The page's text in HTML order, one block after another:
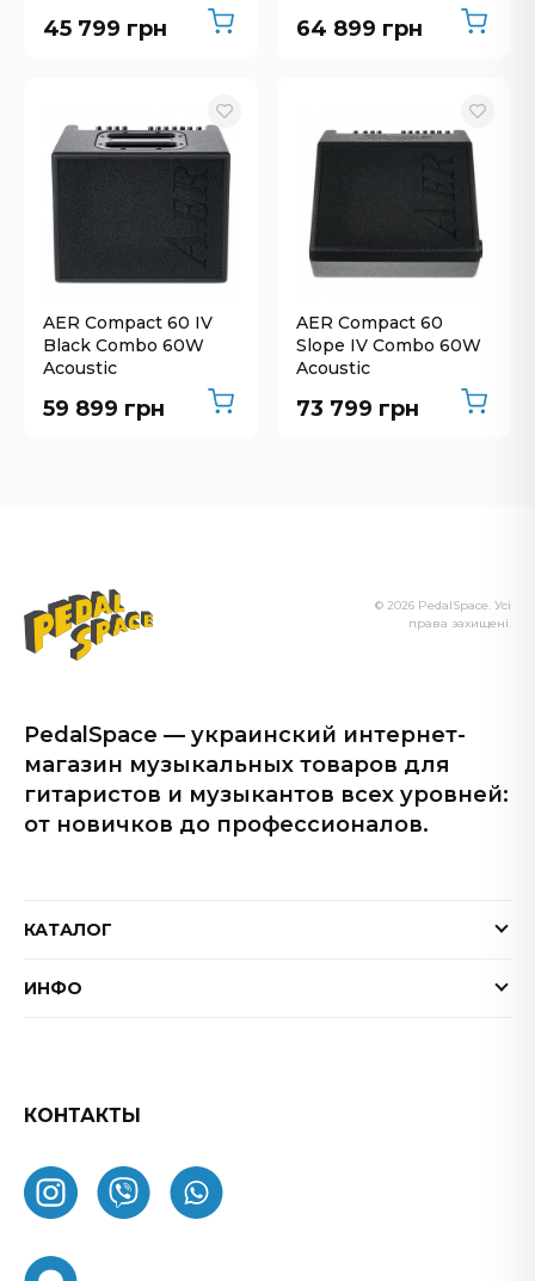
45 799 грн 64 899 грн
AER Compact 60 IV
Black Combo 60W
Acoustic
59 899 грн
AER Compact 60
Slope IV Combo 60W
Acoustic
73 799 грн
PedalSpace — украинский интернет-
магазин музыкальных товаров для
гитаристов и музыкантов всех уровней:
от новичков до профессионалов.
© 2026 PedalSpace. Усі
права захищені.
КАТАЛОГ
Электрогитары
Усилители
Комбоусилители
ИНФО
Обмен и возврат товара
Как заказать
КОНТАКТЫ